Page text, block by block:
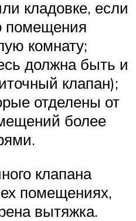
кладовке, если
помещения
комнату;
должна быть и
клапан);
отделены от
более
клапана
помещениях,
вытяжка.